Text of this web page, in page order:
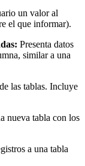
un valor al
el que informar).
Presenta datos
similar a una
las tablas. Incluye
nueva tabla con los
a una tabla